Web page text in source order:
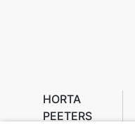
HORTA
PEETERS